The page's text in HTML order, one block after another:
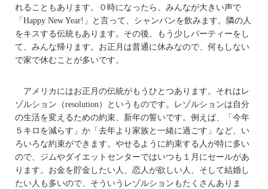
れることもあります。０時になったら、みんなが大きい声で
「Happy New Year!」と言って、シャンパンを飲みます。隣の人
をキスする伝統もあります。その後、もう少しパーティーをし
て、みんな帰ります。お正月は普通に休みなので、何もしない
で家で休むことが多いです。
アメリカにはお正月の伝統がもうひとつあります。それはレ
ゾルション（resolution）というものです。レゾルションは自分
の生活を変えるための約束、新年の誓いです。例えば、「今年
５キロを減らす」か「去年より家族と一緒に過ごす」など、い
ろいろな約束ができます。やせるように約束する人が特に多い
ので、ジムやダイエットセンターではいつも１月にセールがあ
ります。お金を貯金したい人、恋人が欲しい人、そして結婚し
たい人も多いので、そういうレゾルションもたくさんありま